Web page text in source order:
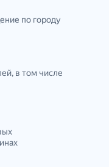
по городу
в том числе